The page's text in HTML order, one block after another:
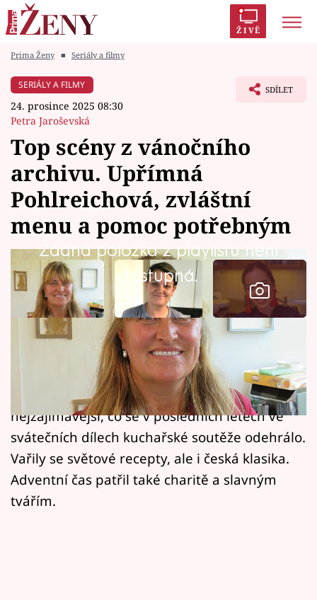
ŽIVĚ
Módní alarm
Témata
Celebrity
Vztahy
Seriály
Horoskopy
Sledujte prima+
Filmový festival Karlovy Vary
Pořady
Mámy sobě
Přihlášení
Prima Ženy ■ Seriály a filmy
SERIÁLY A FILMY
24. prosince 2025 08:30
Petra Jaroševská
SDÍLET
Top scény z vánočního
archivu. Upřímná
Pohlreichová, zvláštní
menu a pomoc potřebným
Žádná položka z playlistu není
dostupná.
Na obrazovkách se už odvysílala řada speciálů
oblíbené kuchařské dokureality s vánoční
tématikou. Vybrali jsme pro vás to
nejzajímavější, co se v posledních letech ve
svátečních dílech kuchařské soutěže odehrálo.
Vařily se světové recepty, ale i česká klasika.
Adventní čas patřil také charitě a slavným
tvářím.